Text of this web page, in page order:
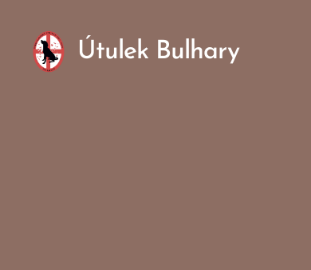
Útulek Bulhary